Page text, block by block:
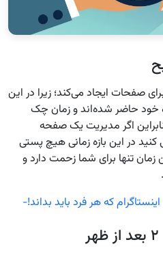
صفحات ایجاد می‌کند؛ زیرا در این
خود حاضر شده‌اند و زمان چک
اگر مدیریت یک صفحه
کنید در این بازه زمانی هیچ پستی
تنها برای شما زحمت دارد و
که هر فرد باید بداند!-